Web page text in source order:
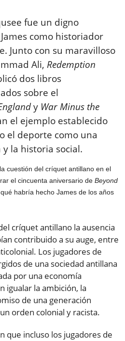
fue un digno
como historiador
Junto con su maravilloso
Ali, Redemption
dos libros
sobre el
y War Minus the
el ejemplo establecido
el deporte como una
la historia social.
cuestión del críquet antillano en el
el cincuenta aniversario de Beyond
habría hecho James de los años
críquet antillano la ausencia
contribuido a su auge, entre
Los jugadores de
de una sociedad antillana
por una economía
igualar la ambición, la
de una generación
orden colonial y racista.
que incluso los jugadores de